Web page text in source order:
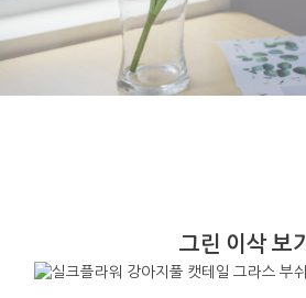
그린 이삭 보기